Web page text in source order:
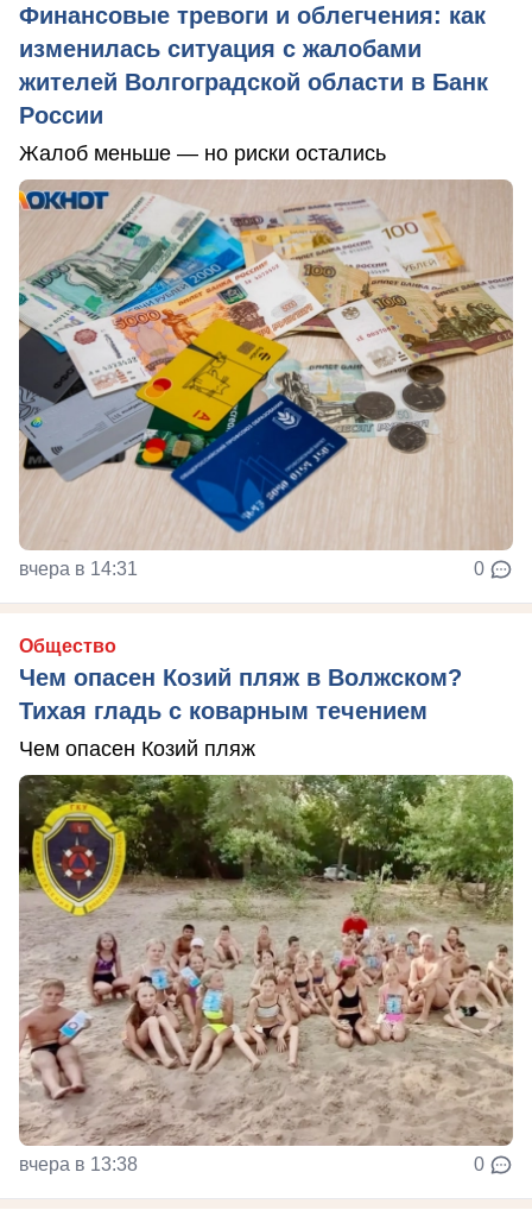
Финансовые тревоги и облегчения: как
изменилась ситуация с жалобами
жителей Волгоградской области в Банк
России
Жалоб меньше — но риски остались
вчера в 14:31 0
Общество
Чем опасен Козий пляж в Волжском?
Тихая гладь с коварным течением
Чем опасен Козий пляж
вчера в 13:38 0